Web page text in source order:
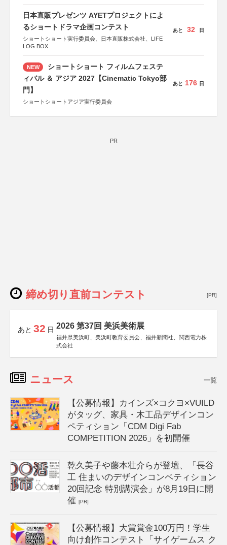
日本直販プレゼンツ AYETプロジェクトによ
るショートドラマ企画コンテスト
ショートショート実行委員会、日本直販株式会社、LIFE
LOG BOX
あと 32 日
NEW
ショートショート フィルムフェステ
ィバル ＆ アジア 2027【Cinematic Tokyo部
門】
ショートショートアジア実行委員会
あと 176 日
PR
締め切り直前コンテスト [PR]
あと 32 日 2026 第37回 美浜美術展
福井県美浜町、美浜町教育委員会、福井新聞社、関西電力株
式会社
ニュース 一覧
【公募情報】カインズ×コクヨ×VUILD
がタッグ、家具・木工品デザインコン
ペティション「CDM Digi Fab
COMPETITION 2026」を初開催
乾久美子や藤本壮介らが登壇、「長谷
工 住まいのデザインコンペティション
20回記念 特別講演会」が8月19日に開
催[PR]
【公募情報】大賞賞金100万円！学生
向け創作コンテスト「サイゲームス ク